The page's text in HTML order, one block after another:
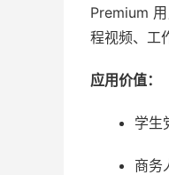
Premium
程视频、工
应用价值：
学生
商务